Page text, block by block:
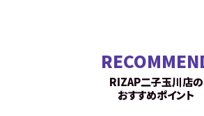
RIZAP二子玉川店の
おすすめポイント